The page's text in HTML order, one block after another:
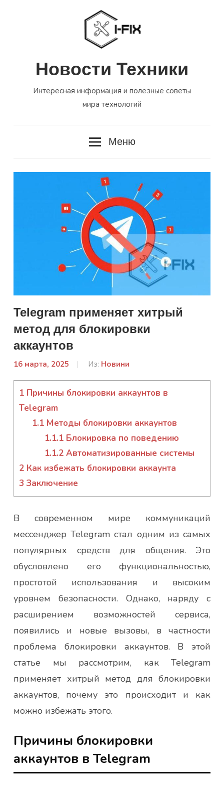
Новости Техники
Интересная информация и полезные советы
мира технологий
Меню
Telegram применяет хитрый
метод для блокировки
аккаунтов
16 марта, 2025
От:
Из: Новини
1 Причины блокировки аккаунтов в
Telegram
1.1Методы блокировки аккаунтов
1.1.1 Блокировка по поведению
1.1.2 Автоматизированные системы
2 Как избежать блокировки аккаунта
3 Заключение
В современном мире коммуникаций
мессенджер Telegram стал одним из самых
популярных средств для общения. Это
обусловлено его функциональностью,
простотой использования и высоким
уровнем безопасности. Однако, наряду с
расширением возможностей сервиса,
появились и новые вызовы, в частности
проблема блокировки аккаунтов. В этой
статье мы рассмотрим, как Telegram
применяет хитрый метод для блокировки
аккаунтов, почему это происходит и как
можно избежать этого.
Причины блокировки
аккаунтов в Telegram